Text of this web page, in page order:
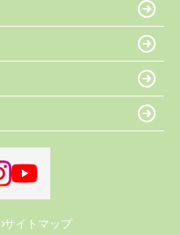
サイトマップ